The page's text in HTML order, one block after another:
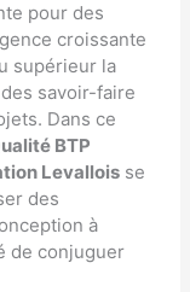
pour des
croissante
supérieur la
savoir-faire
Dans ce
BTP
Levallois se
des
à
de conjuguer